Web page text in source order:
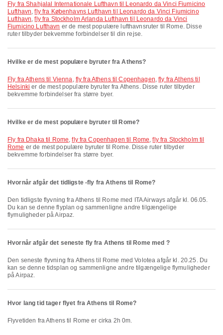
fly fra Shahjalal Internationale Lufthavn til Leonardo da Vinci Fiumicino
Lufthavn,fly fra Københavns Lufthavn til Leonardo da Vinci Fiumicino
Lufthavn,fly fra Stockholm Arlanda Lufthavn til Leonardo da Vinci
Fiumicino Lufthavn er de mest populære lufthavnsruter til Rome. Disse
ruter tilbyder bekvemme forbindelser til din rejse.
Hvilke er de mest populære byruter fra Athens?
fly fra Athens til Vienna, fly fra Athens til Copenhagen,fly fra Athens til
Helsinki er de mest populære byruter fra Athens. Disse ruter tilbyder
bekvemme forbindelser fra større byer.
Hvilke er de mest populære byruter til Rome?
fly fra Dhaka til Rome,fly fra Copenhagen til Rome,fly fra Stockholm til
Rome er de mest populære byruter til Rome. Disse ruter tilbyder
bekvemme forbindelser fra større byer.
Hvornår afgår det tidligste -fly fra Athens til Rome?
Den tidligste flyvning fra Athens til Rome med ITA Airways afgår kl. 06.05.
Du kan se denne flyplan og sammenligne andre tilgængelige
flymuligheder på Airpaz.
Hvornår afgår det seneste fly fra Athens til Rome med ?
Den seneste flyvning fra Athens til Rome med Volotea afgår kl. 20.25. Du
kan se denne tidsplan og sammenligne andre tilgængelige flymuligheder
på Airpaz.
Hvor lang tid tager flyet fra Athens til Rome?
Flyvetiden fra Athens til Rome er cirka 2h 0m.